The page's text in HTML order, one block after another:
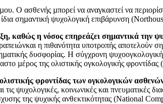
Ο ασθενής µπορεί να αναγκαστεί να
ίδια σηµαντική ψυχολογική επιβάρυνση
καθώς η νόσος επηρεάζει σηµαντικά την
η πιθανότητα υποτροπής
δυσφορίας. Η σύγχρονη
µέρος της ολιστικής ογκολογικής
φροντίδας των ογκολογικών
ψυχολογικές, κοινωνικές και πνευµατικές
της ψυχικής ανθεκτικότητας (National